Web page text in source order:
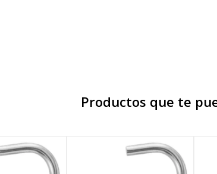
Productos que te